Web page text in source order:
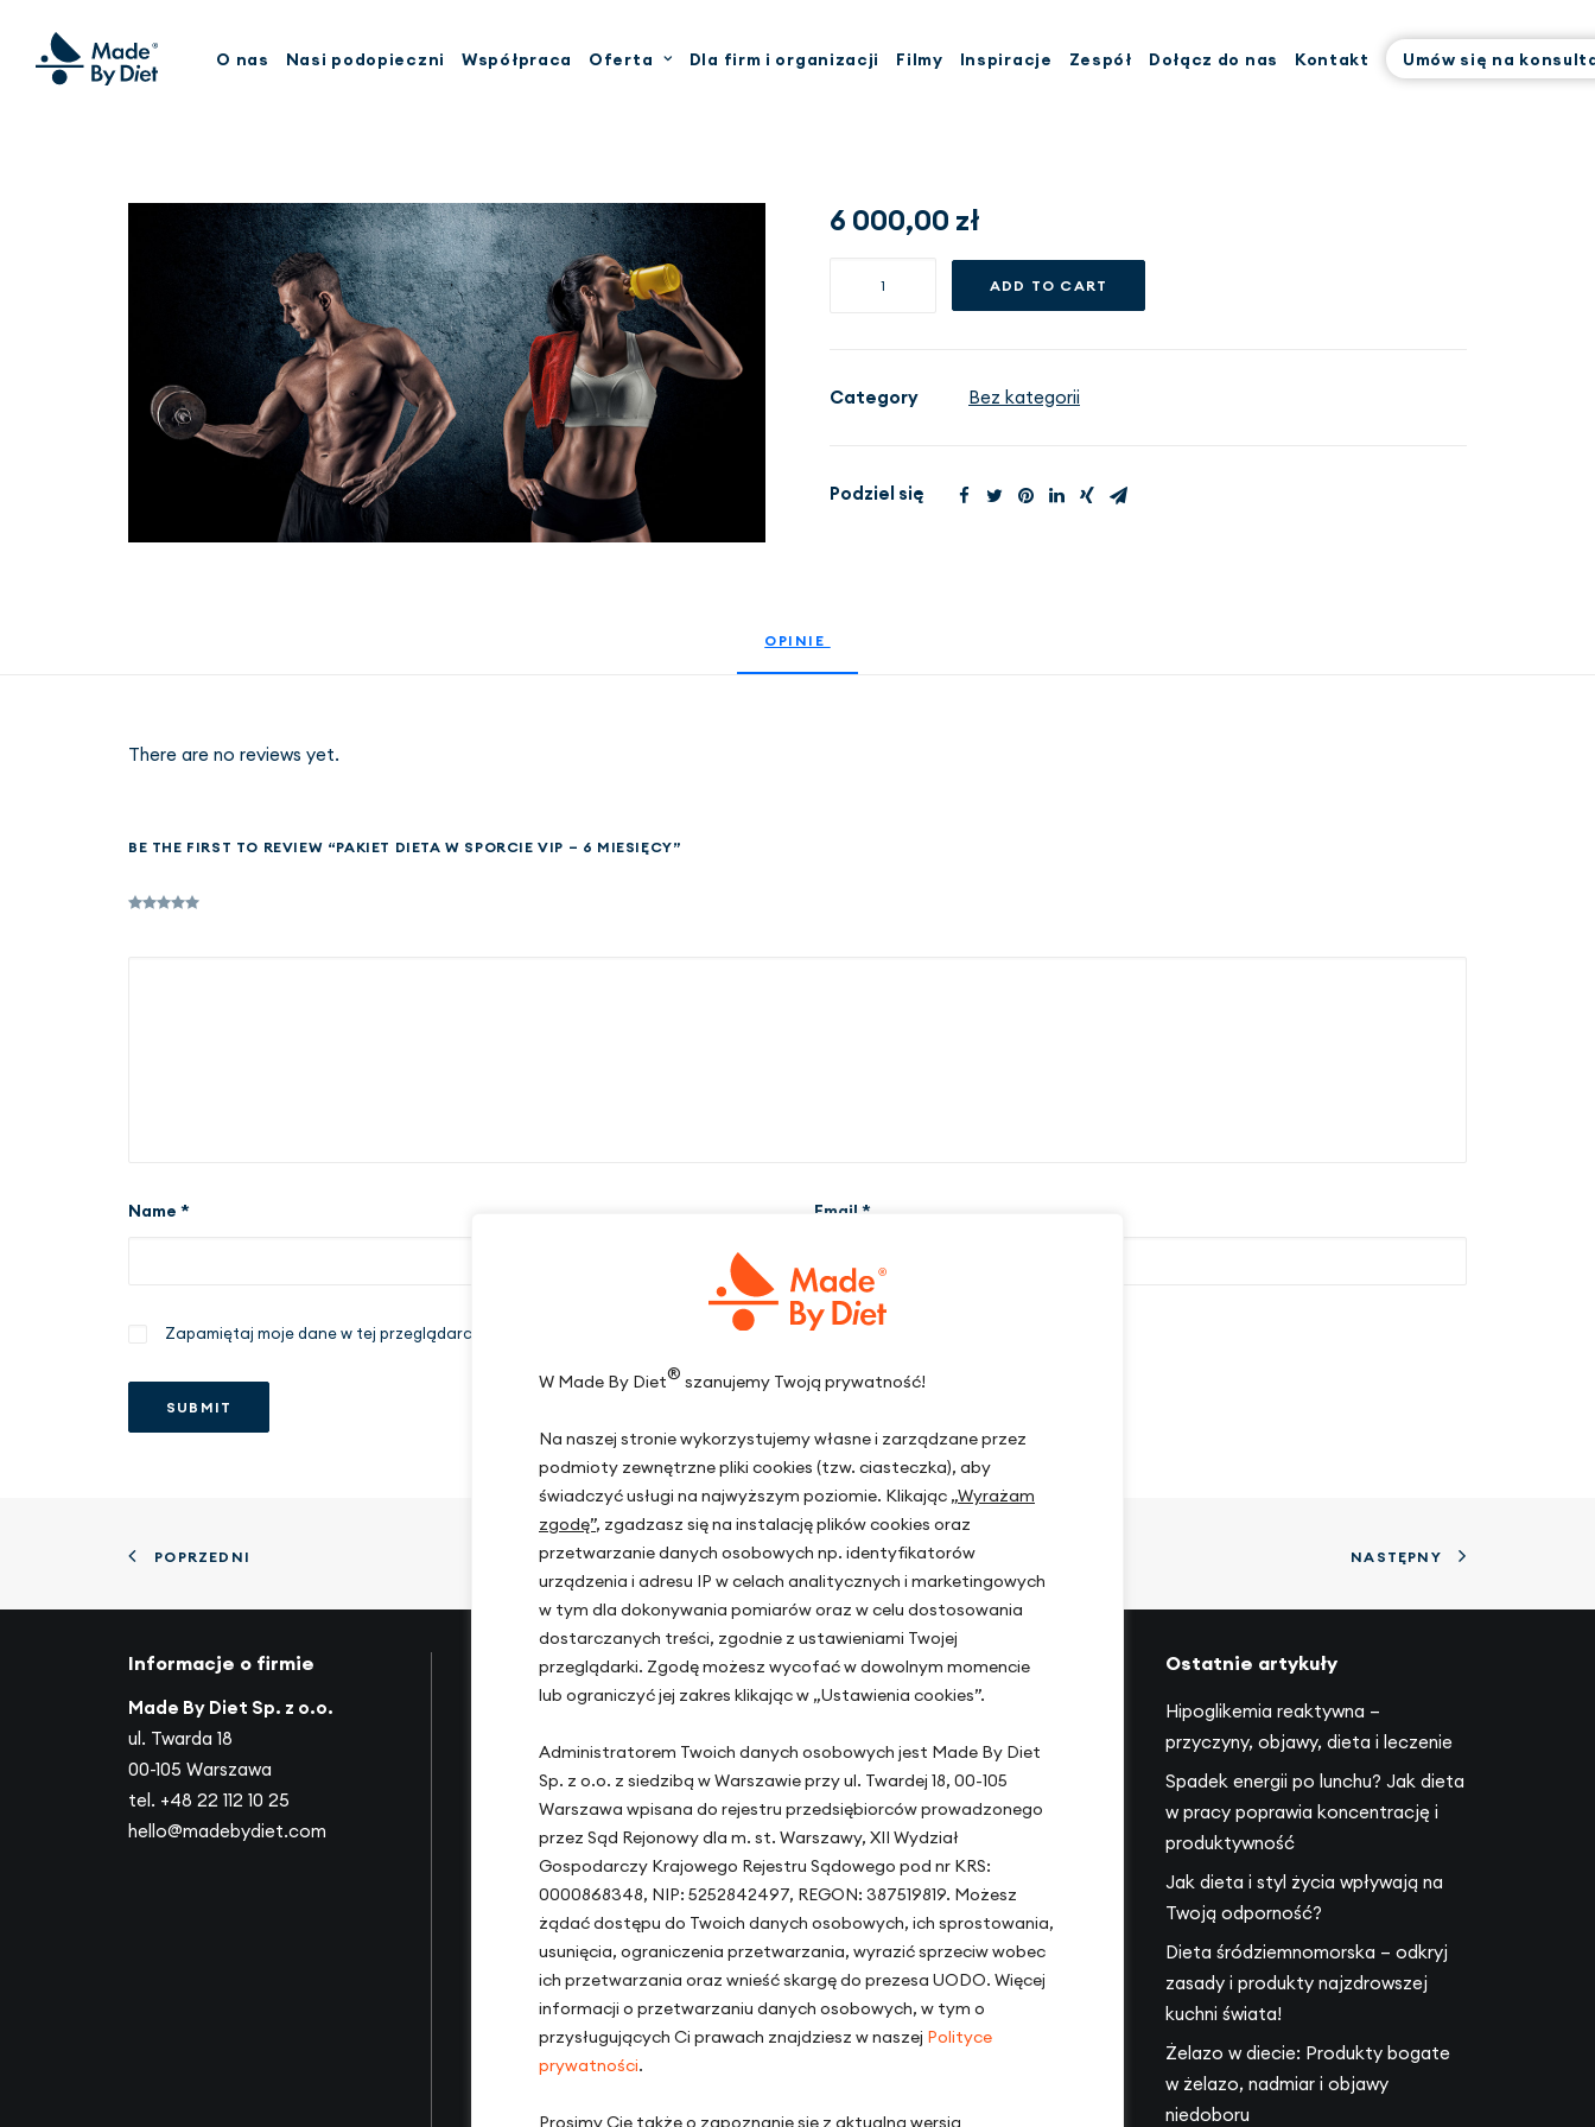
W Made By Diet® szanujemy Twoją prywatność!
Na naszej stronie wykorzystujemy własne i zarządzane przez
podmioty zewnętrzne pliki cookies (tzw. ciasteczka), aby
świadczyć usługi na najwyższym poziomie. Klikając „Wyrażam
zgodę”, zgadzasz się na instalację plików cookies oraz
przetwarzanie danych osobowych np. identyfikatorów
urządzenia i adresu IP w celach analitycznych i marketingowych
w tym dla dokonywania pomiarów oraz w celu dostosowania
dostarczanych treści, zgodnie z ustawieniami Twojej
przeglądarki. Zgodę możesz wycofać w dowolnym momencie
lub ograniczyć jej zakres klikając w „Ustawienia cookies”.
Administratorem Twoich danych osobowych jest Made By Diet
Sp. z o.o. z siedzibą w Warszawie przy ul. Twardej 18, 00-105
Warszawa wpisana do rejestru przedsiębiorców prowadzonego
przez Sąd Rejonowy dla m. st. Warszawy, XII Wydział
Gospodarczy Krajowego Rejestru Sądowego pod nr KRS:
0000868348, NIP: 5252842497, REGON: 387519819. Możesz
żądać dostępu do Twoich danych osobowych, ich sprostowania,
usunięcia, ograniczenia przetwarzania, wyrazić sprzeciw wobec
ich przetwarzania oraz wnieść skargę do prezesa UODO. Więcej
informacji o przetwarzaniu danych osobowych, w tym o
przysługujących Ci prawach znajdziesz w naszej Polityce
prywatności.
Prosimy Cię także o zapoznanie się z aktualną wersją
O nas Nasi podopieczni Współpraca Oferta Dla firm i organizacji Filmy Inspiracje Zespół Dołącz do nas Kontakt Umów się na
6 000,00 zł
quantity
ADD TO CART
Category Bez kategorii
Podziel się
OPINIE
There are no reviews yet.
BE THE FIRST TO REVIEW “PAKIET DIETA W SPORCIE VIP – 6 MIESIĘCY”
Name * Email *
Zapamiętaj moje dane w tej przeglądarce podczas pisania kolejnych komentarzy.
POPRZEDNI NASTĘPNY
Informacje o firmie
Made By Diet Sp. z o.o.
ul. Twarda 18
00-105 Warszawa
tel. +48 22 112 10 25
hello@madebydiet.com
Mapa strony
Nasi podopieczni
Współpraca
Dla firm i organizacji
Słownik pojęć dietetycznych
Dietoterapia
Lokalizacje gabinetów
Warszawa, ul. Hoża 51
Kraków, ul. Zakopiańska 72D
Gdańsk, ul. Mariana Hemara 17
Ostatnie artykuły
Hipoglikemia reaktywna –
przyczyny, objawy, dieta i leczenie
Spadek energii po lunchu? Jak dieta
w pracy poprawia koncentrację i
produktywność
Jak dieta i styl życia wpływają na
Twoją odporność?
Dieta śródziemnomorska – odkryj
zasady i produkty najzdrowszej
kuchni świata!
Żelazo w diecie: Produkty bogate
w żelazo, nadmiar i objawy
niedoboru